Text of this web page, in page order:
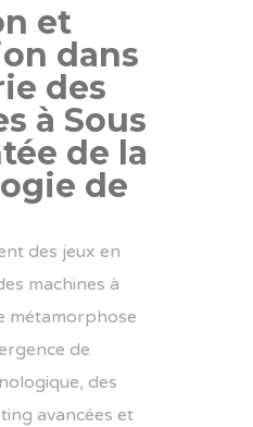
et
dans
des
à Sous
de la
de
des jeux en
machines à
métamorphose
de
des
avancées et